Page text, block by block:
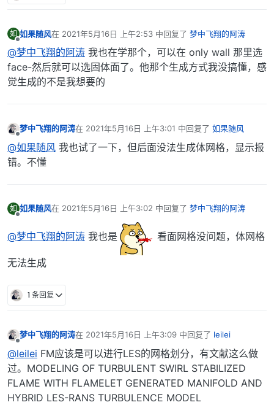
如
离线
如果随风在 2021年5月16日 上午2:53 中回复了 梦中飞翔的阿涛
最后由 编辑
@梦中飞翔的阿涛 我也在学那个，可以在 only wall 那里选
face-然后就可以选固体面了。他那个生成方式我没搞懂，感
觉生成的不是我想要的
梦中飞翔的阿涛在 2021年5月16日 上午3:01 中回复了 如果随风
最后由 编辑
@如果随风 我也试了一下，但后面没法生成体网格，显示报
错。不懂
如 如果随风在 2021年5月16日 上午3:02 中回复了 梦中飞翔的阿涛
最后由 编辑
@梦中飞翔的阿涛 我也是 看面网格没问题，体网格
无法生成
1 条回复
梦中飞翔的阿涛在 2021年5月16日 上午3:09 中回复了 leilei
最后由 编辑
@leilei FM应该是可以进行LES的网格划分，有文献这么做
过。MODELING OF TURBULENT SWIRL STABILIZED
FLAME WITH FLAMELET GENERATED MANIFOLD AND
HYBRID LES-RANS TURBULENCE MODEL